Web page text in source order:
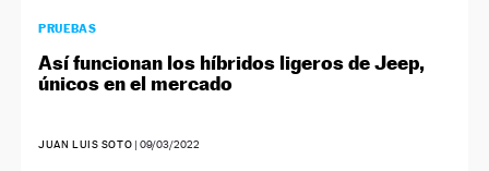
PRUEBAS
Así funcionan los híbridos ligeros de Jeep,
únicos en el mercado
JUAN LUIS SOTO |09/03/2022